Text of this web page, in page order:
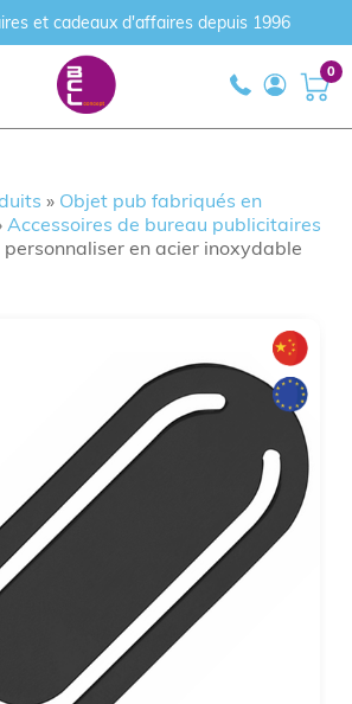
et cadeaux d'affaires depuis 1996
0
» Objet pub fabriqués en
Accessoires de bureau publicitaires
en acier inoxydable